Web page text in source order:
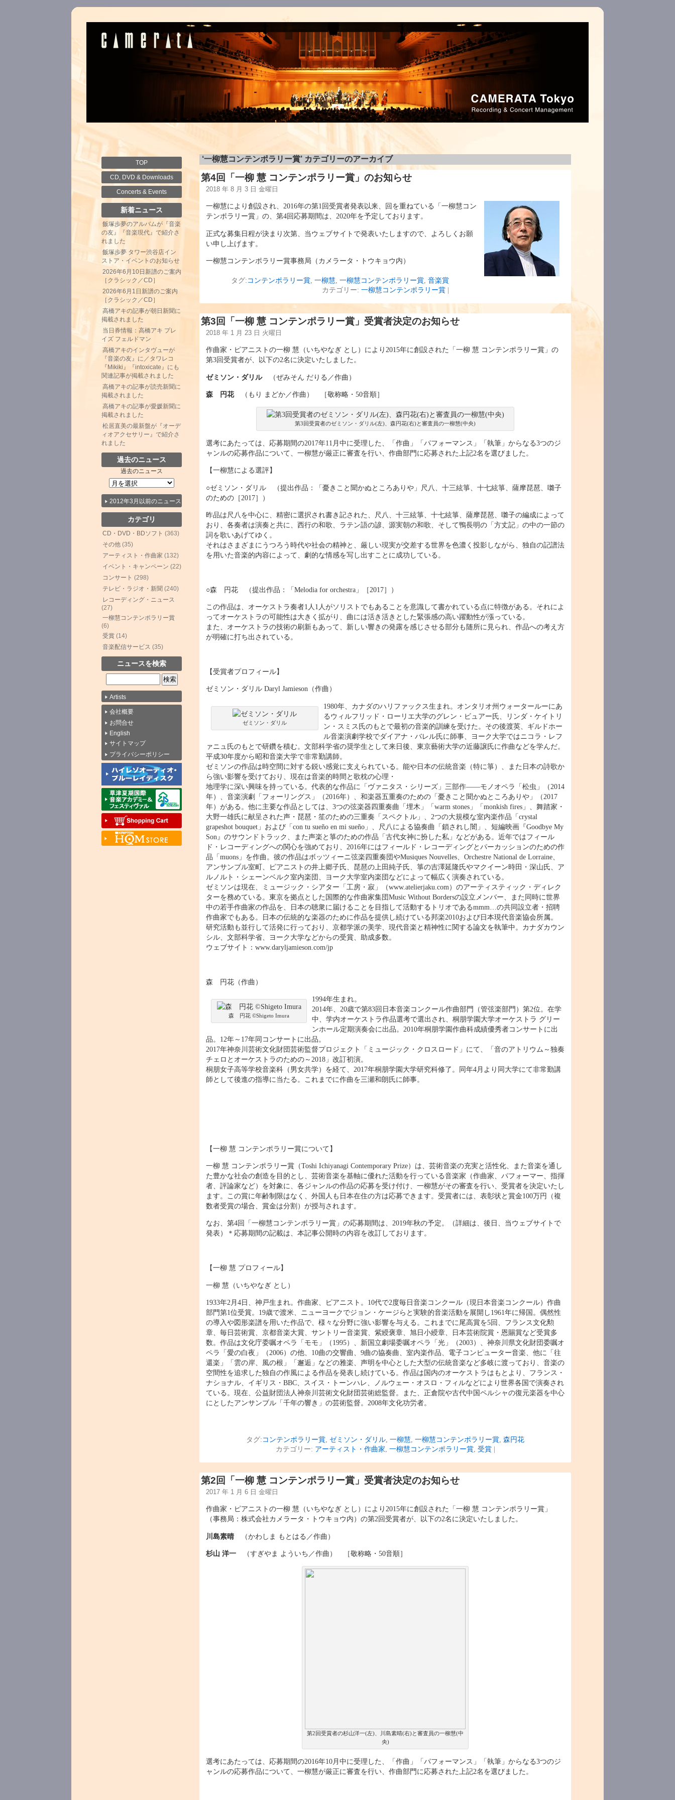
TOP
CD, DVD & Downloads
Concerts & Events
新着ニュース
飯塚歩夢のアルバムが『音楽
の友』『音楽現代』で紹介さ
れました
飯塚歩夢 タワー渋谷店イン
ストア・イベントのお知らせ
2026年6月10日新譜のご案内
［クラシック／CD］
2026年6月1日新譜のご案内
［クラシック／CD］
高橋アキの記事が朝日新聞に
掲載されました
当日券情報：高橋アキ プレ
イズ フェルドマン
高橋アキのインタヴューが
『音楽の友』に／タワレコ
『Mikiki』『intoxicate』にも
関連記事が掲載されました
高橋アキの記事が読売新聞に
掲載されました
高橋アキの記事が愛媛新聞に
掲載されました
松居直美の最新盤が『オーデ
ィオアクセサリー』で紹介さ
れました
過去のニュース
過去のニュース
2012年3月以前のニュース
カテゴリ
CD・DVD・BDソフト (363)
その他 (35)
アーティスト・作曲家 (132)
イベント・キャンペーン (22)
コンサート (298)
テレビ・ラジオ・新聞 (240)
レコーディング・ニュース
(27)
一柳慧コンテンポラリー賞
(6)
受賞 (14)
音楽配信サービス (35)
ニュースを検索
Artists
会社概要
お問合せ
English
サイトマップ
プライバシーポリシー
‘一柳慧コンテンポラリー賞’ カテゴリーのアーカイブ
第4回「一柳 慧 コンテンポラリー賞」のお知らせ
2018 年 8 月 3 日 金曜日
一柳慧により創設され、2016年の第1回受賞者発表以来、回を重ねている「一柳慧コン
テンポラリー賞」の、第4回応募期間は、2020年を予定しております。
正式な募集日程が決まり次第、当ウェブサイトで発表いたしますので、よろしくお願
い申し上げます。
一柳慧コンテンポラリー賞事務局（カメラータ・トウキョウ内）
タグ:コンテンポラリー賞 一柳慧 一柳慧コンテンポラリー賞 音楽賞
カテゴリー: 一柳慧コンテンポラリー賞|
第3回「一柳 慧 コンテンポラリー賞」受賞者決定のお知らせ
2018 年 1 月 23 日 火曜日
作曲家・ピアニストの一柳 慧（いちやなぎ とし）により2015年に創設された「一柳 慧 コンテンポラリー賞」の
第3回受賞者が、以下の2名に決定いたしました。
ゼミソン・ダリル（ぜみそん だりる／作曲）
森 円花（もり まどか／作曲） ［敬称略・50音順］
第3回受賞者のゼミソン・ダリル(左)、森円花(右)と審査員の一柳慧(中央)
選考にあたっては、応募期間の2017年11月中に受理した、「作曲」「パフォーマンス」「執筆」からなる3つのジ
ャンルの応募作品について、一柳慧が厳正に審査を行い、作曲部門に応募された上記2名を選びました。
【一柳慧による選評】
○ゼミソン・ダリル （提出作品：「憂きこと聞かぬところありや」尺八、十三絃箏、十七絃箏、薩摩琵琶、囃子
のための［2017］）
昨品は尺八を中心に、精密に選択され書き記された、尺八、十三絃箏、十七絃箏、薩摩琵琶、囃子の編成によって
おり、各奏者は演奏と共に、西行の和歌、ラテン語の諺、源実朝の和歌、そして鴨長明の「方丈記」の中の一節の
詞を歌いあげてゆく。
それはさまざまにうつろう時代や社会の精神と、厳しい現実が交差する世界を色濃く投影しながら、独自の記譜法
を用いた音楽的内容によって、劇的な情感を写し出すことに成功している。
○森 円花 （提出作品：「Melodia for orchestra」［2017］）
この作品は、オーケストラ奏者1人1人がソリストでもあることを意識して書かれている点に特徴がある。それによ
ってオーケストラの可能性は大きく拡がり、曲には活き活きとした緊張感の高い躍動性が漲っている。
また、オーケストラの技術の刷新もあって、新しい響きの発露を感じさせる部分も随所に見られ、作品への考え方
が明確に打ち出されている。
【受賞者プロフィール】
ゼミソン・ダリル Daryl Jamieson（作曲）
ゼミソン・ダリル
1980年、カナダのハリファックス生まれ。オンタリオ州ウォータールーにあ
るウィルフリッド・ローリエ大学のグレン・ビュアー氏、リンダ・ケイトリ
ン・スミス氏のもとで最初の音楽的訓練を受けた。その後渡英、ギルドホー
ル音楽演劇学校でダイアナ・バレル氏に師事、ヨーク大学ではニコラ・レフ
ァニュ氏のもとで研鑽を積む。文部科学省の奨学生として来日後、東京藝術大学の近藤譲氏に作曲などを学んだ。
平成30年度から昭和音楽大学で非常勤講師。
ゼミソンの作品は時空間に対する鋭い感覚に支えられている。能や日本の伝統音楽（特に箏）、また日本の詩歌か
ら強い影響を受けており、現在は音楽的時間と歌枕の心理・
地理学に深い興味を持っている。代表的な作品に「ヴァニタス・シリーズ」三部作――モノオペラ「松虫」（2014
年）、音楽演劇「フォーリングス」（2016年）、和楽器五重奏のための「憂きこと聞かぬところありや」（2017
年）がある。他に主要な作品としては、3つの弦楽器四重奏曲「埋木」「warm stones」「monkish fires」、舞踏家・
大野一雄氏に献呈された声・琵琶・笙のための三重奏「スペクトル」、2つの大規模な室内楽作品「crystal
grapeshot bouquet」および「con tu sueño en mi sueño」、尺八による協奏曲「鎖されし闇」、短編映画『Goodbye My
Son』のサウンドトラック、また声楽と箏のための作品「古代女神に扮した私」などがある。近年ではフィール
ド・レコーディングへの関心を強めており、2016年にはフィールド・レコーディングとパーカッションのための作
品「muons」を作曲。彼の作品はボッツィーニ弦楽四重奏団やMusiques Nouvelles、Orchestre National de Lorraine、
アンサンブル室町、ピアニストの井上郷子氏、琵琶の上田純子氏、箏の吉澤延隆氏やマクイーン時田・深山氏、ア
ルノルト・シェーンベルク室内楽団、ヨーク大学室内楽団などによって幅広く演奏されている。
ゼミソンは現在、ミュージック・シアター「工房・寂」（www.atelierjaku.com）のアーティスティック・ディレク
ターを務めている。東京を拠点とした国際的な作曲家集団Music Without Bordersの設立メンバー、また同時に世界
中の若手作曲家の作品を、日本の聴衆に届けることを目指して活動するトリオであるmmm…の共同設立者・招聘
作曲家でもある。日本の伝統的な楽器のために作品を提供し続けている邦楽2010および日本現代音楽協会所属。
研究活動も並行して活発に行っており、京都学派の美学、現代音楽と精神性に関する論文を執筆中。カナダカウン
シル、文部科学省、ヨーク大学などからの受賞、助成多数。
ウェブサイト：www.daryljamieson.com/jp
森 円花（作曲）
森 円花 ©Shigeto Imura
1994年生まれ。
2014年、20歳で第83回日本音楽コンクール作曲部門（管弦楽部門）第2位。在学
中、学内オーケストラ作品選考で選出され、桐朋学園大学オーケストラ グリー
ンホール定期演奏会に出品。2010年桐朋学園作曲科成績優秀者コンサートに出
品。12年～17年同コンサートに出品。
2017年神奈川芸術文化財団芸術監督プロジェクト「ミュージック・クロスロード」にて、「音のアトリウム～独奏
チェロとオーケストラのための～2018」改訂初演。
桐朋女子高等学校音楽科（男女共学）を経て、2017年桐朋学園大学研究科修了。同年4月より同大学にて非常勤講
師として後進の指導に当たる。これまでに作曲を三瀬和朗氏に師事。
【一柳 慧 コンテンポラリー賞について】
一柳 慧 コンテンポラリー賞（Toshi Ichiyanagi Contemporary Prize）は、芸術音楽の充実と活性化、また音楽を通し
た豊かな社会の創造を目的とし、芸術音楽を基軸に優れた活動を行っている音楽家（作曲家、パフォーマー、指揮
者、評論家など）を対象に、各ジャンルの作品の応募を受け付け、一柳慧がその審査を行い、受賞者を決定いたし
ます。この賞に年齢制限はなく、外国人も日本在住の方は応募できます。受賞者には、表彰状と賞金100万円（複
数者受賞の場合、賞金は分割）が授与されます。
なお、第4回「一柳慧コンテンポラリー賞」の応募期間は、2019年秋の予定。（詳細は、後日、当ウェブサイトで
発表）＊応募期間の記載は、本記事公開時の内容を改訂しております。
【一柳 慧 プロフィール】
一柳 慧（いちやなぎ とし）
1933年2月4日、神戸生まれ。作曲家、ピアニスト。10代で2度毎日音楽コンクール（現日本音楽コンクール）作曲
部門第1位受賞。19歳で渡米、ニューヨークでジョン・ケージらと実験的音楽活動を展開し1961年に帰国。偶然性
の導入や図形楽譜を用いた作品で、様々な分野に強い影響を与える。これまでに尾高賞を5回、フランス文化勲
章、毎日芸術賞、京都音楽大賞、サントリー音楽賞、紫綬褒章、旭日小綬章、日本芸術院賞・恩賜賞など受賞多
数。作品は文化庁委嘱オペラ「モモ」（1995）、新国立劇場委嘱オペラ「光」（2003）、神奈川県文化財団委嘱オ
ペラ「愛の白夜」（2006）の他、10曲の交響曲、9曲の協奏曲、室内楽作品、電子コンピューター音楽、他に「往
還楽」「雲の岸、風の根」「邂逅」などの雅楽、声明を中心とした大型の伝統音楽など多岐に渡っており、音楽の
空間性を追求した独自の作風による作品を発表し続けている。作品は国内のオーケストラはもとより、フランス・
ナショナル、イギリス・BBC、スイス・トーンハレ、ノルウェー・オスロ・フィルなどにより世界各国で演奏され
ている。現在、公益財団法人神奈川芸術文化財団芸術総監督。また、正倉院や古代中国ペルシャの復元楽器を中心
にとしたアンサンブル「千年の響き」の芸術監督。2008年文化功労者。
タグ:コンテンポラリー賞 ゼミソン・ダリル 一柳慧 一柳慧コンテンポラリー賞 森円花
カテゴリー: アーティスト・作曲家 一柳慧コンテンポラリー賞, 受賞|
第2回「一柳 慧 コンテンポラリー賞」受賞者決定のお知らせ
2017 年 1 月 6 日 金曜日
作曲家・ピアニストの一柳 慧（いちやなぎ とし）により2015年に創設された「一柳 慧 コンテンポラリー賞」
（事務局：株式会社カメラータ・トウキョウ内）の第2回受賞者が、以下の2名に決定いたしました。
川島素晴 （かわしま もとはる／作曲）
杉山 洋一 （すぎやま よういち／作曲） ［敬称略・50音順］
第2回受賞者の杉山洋一(左)、川島素晴(右)と審査員の一柳慧(中
央)
選考にあたっては、応募期間の2016年10月中に受理した、「作曲」「パフォーマンス」「執筆」からなる3つのジ
ャンルの応募作品について、一柳慧が厳正に審査を行い、作曲部門に応募された上記2名を選びました。